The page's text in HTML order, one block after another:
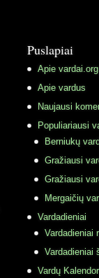
Puslapiai
Apie vardai.org
Apie vardus
Naujausi
Populiariausi
Berniukų
Gražiausi
Gražiausi
Mergaičių
Vardadieniai
Vardadieniai
Vardadieniai
Vardų